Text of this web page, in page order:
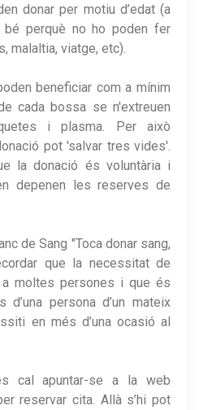
donar per motiu d’edat (a
perquè no ho poden fer
malaltia, viatge, etc).
beneficiar com a mínim
cada bossa se n'extreuen
i plasma. Per això
pot 'salvar tres vides'.
la donació és voluntària i
depenen les reserves de
de Sang "Toca donar sang,
que la necessitat de
moltes persones i que és
persona d’un mateix
en més d’una ocasió al
cal apuntar-se a la web
reservar cita. Allà s’hi pot